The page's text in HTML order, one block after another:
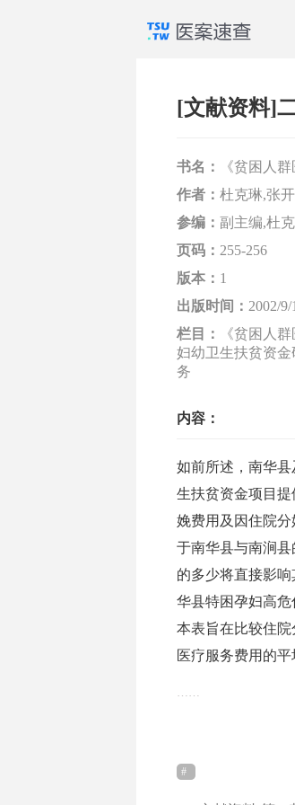
[文献资料]
书名：
《贫困人
作者： 杜克琳,张
参编： 副主编,杜
页码： 255-256
版本： 1
出版时间： 2002/9/1
栏目：
《贫困人
妇幼卫生扶贫资
务
内容：
如前所述，南华
生扶贫资金项目
娩费用及因住院
于南华县与南涧
的多少将直接影
华县特困孕妇高危
本表旨在比较住
医疗服务费用的